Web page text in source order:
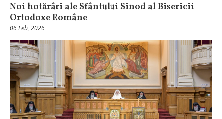
Noi hotărâri ale Sfântului Sinod al Bisericii
Ortodoxe Române
06 Feb, 2026